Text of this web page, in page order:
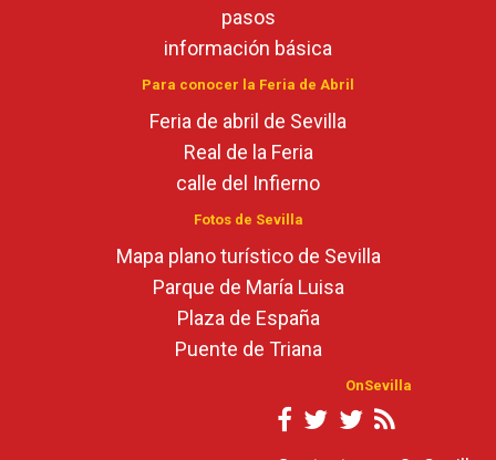
pasos
información básica
Para conocer la Feria de Abril
Feria de abril de Sevilla
Real de la Feria
calle del Infierno
Fotos de Sevilla
Mapa plano turístico de Sevilla
Parque de María Luisa
Plaza de España
Puente de Triana
OnSevilla